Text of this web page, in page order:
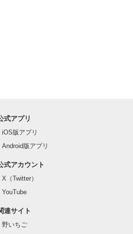
式アプリ
iOS版アプリ
Android版アプリ
式アカウント
X（Twitter）
YouTube
連サイト
野いちご